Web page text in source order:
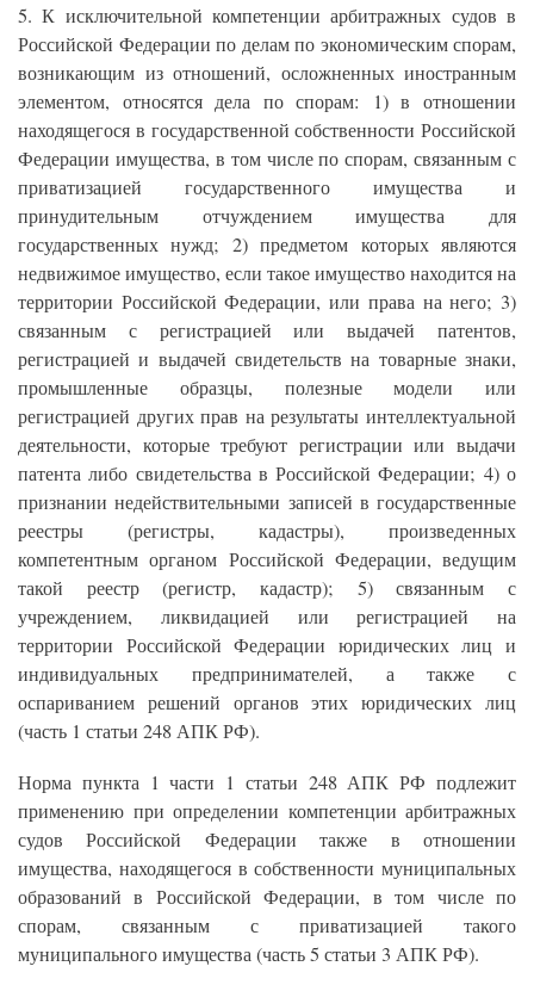
5. К исключительной компетенции арбитражных судов в
Российской Федерации по делам по экономическим спорам,
возникающим из отношений, осложненных иностранным
элементом, относятся дела по спорам: 1) в отношении
находящегося в государственной собственности Российской
Федерации имущества, в том числе по спорам, связанным с
приватизацией государственного имущества и
принудительным отчуждением имущества для
государственных нужд; 2) предметом которых являются
недвижимое имущество, если такое имущество находится на
территории Российской Федерации, или права на него; 3)
связанным с регистрацией или выдачей патентов,
регистрацией и выдачей свидетельств на товарные знаки,
промышленные образцы, полезные модели или
регистрацией других прав на результаты интеллектуальной
деятельности, которые требуют регистрации или выдачи
патента либо свидетельства в Российской Федерации; 4) о
признании недействительными записей в государственные
реестры (регистры, кадастры), произведенных
компетентным органом Российской Федерации, ведущим
такой реестр (регистр, кадастр); 5) связанным с
учреждением, ликвидацией или регистрацией на
территории Российской Федерации юридических лиц и
индивидуальных предпринимателей, а также с
оспариванием решений органов этих юридических лиц
(часть 1 статьи 248 АПК РФ).
Норма пункта 1 части 1 статьи 248 АПК РФ подлежит
применению при определении компетенции арбитражных
судов Российской Федерации также в отношении
имущества, находящегося в собственности муниципальных
образований в Российской Федерации, в том числе по
спорам, связанным с приватизацией такого
муниципального имущества (часть 5 статьи 3 АПК РФ).